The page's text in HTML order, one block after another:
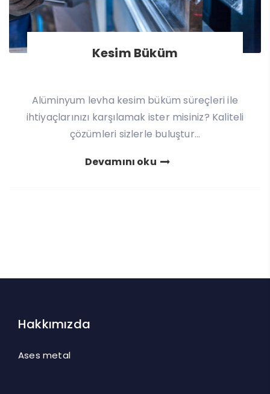
Kesim Büküm
Alüminyum levha kesim büküm süreçleri ile
ihtiyaçlarınızı karşılamak ister misiniz? Kaliteli
çözümleri sizlerle buluştur...
Devamını oku
Hakkımızda
Ases metal